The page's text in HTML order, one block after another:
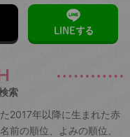
LINEする
索
2017年以降に生まれた赤
前の順位、よみの順位、